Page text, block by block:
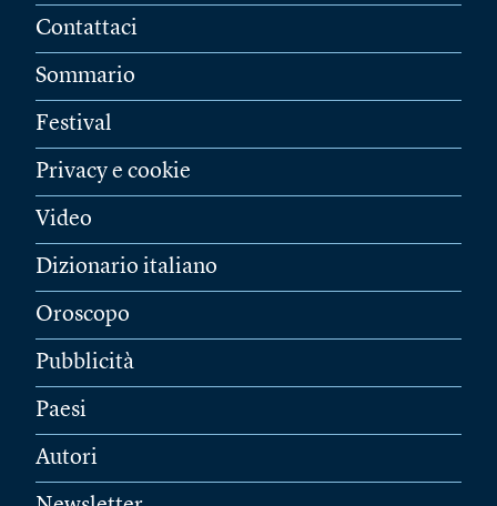
Contattaci
Sommario
Festival
Privacy e cookie
Video
Dizionario italiano
Oroscopo
Pubblicità
Paesi
Autori